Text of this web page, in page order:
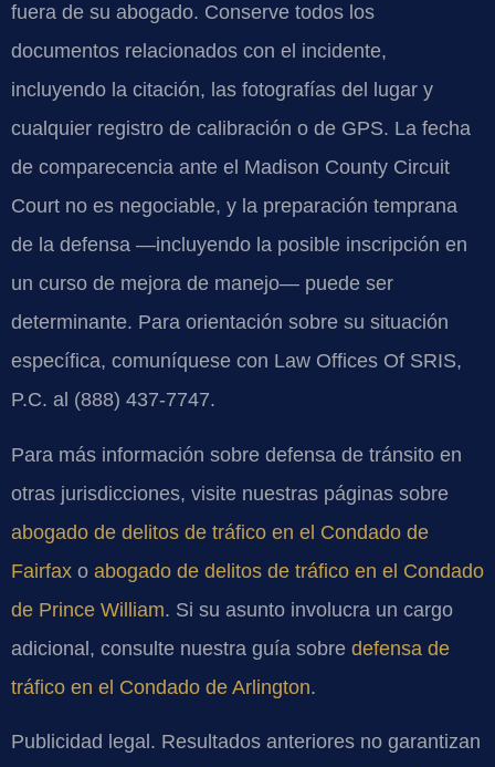
fuera de su abogado. Conserve todos los
documentos relacionados con el incidente,
incluyendo la citación, las fotografías del lugar y
cualquier registro de calibración o de GPS. La fecha
de comparecencia ante el Madison County Circuit
Court no es negociable, y la preparación temprana
de la defensa —incluyendo la posible inscripción en
un curso de mejora de manejo— puede ser
determinante. Para orientación sobre su situación
específica, comuníquese con Law Offices Of SRIS,
P.C. al (888) 437-7747.
Para más información sobre defensa de tránsito en
otras jurisdicciones, visite nuestras páginas sobre
abogado de delitos de tráfico en el Condado de
Fairfax o abogado de delitos de tráfico en el Condado
de Prince William. Si su asunto involucra un cargo
adicional, consulte nuestra guía sobre defensa de
tráfico en el Condado de Arlington.
Publicidad legal. Resultados anteriores no garantizan